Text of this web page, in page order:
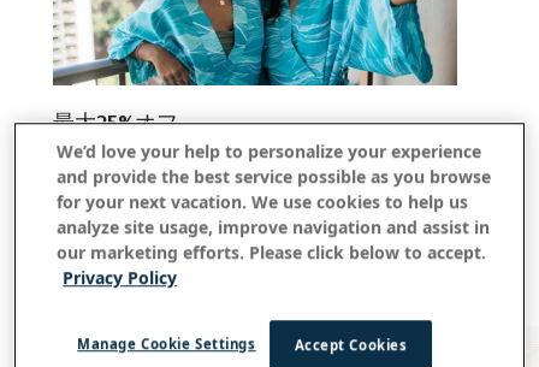
最大25%オフ
特別料金のお問合せはコールセンターへ
アウトリガー・ワイキキ・ビーチコマー・ホテルにて
空室状況を確認
We’d love your help to personalize your experience
and provide the best service possible as you browse
for your next vacation. We use cookies to help us
analyze site usage, improve navigation and assist in
our marketing efforts. Please click below to accept.
Privacy Policy
Accept Cookies
Manage Cookie Settings